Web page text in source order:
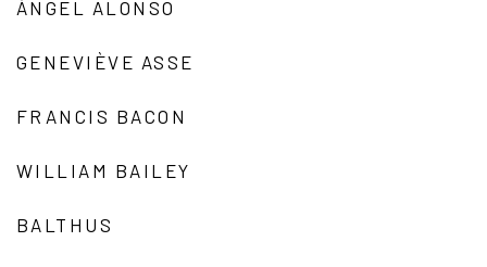
ÁNGEL ALONSO
GENEVIÈVE ASSE
FRANCIS BACON
WILLIAM BAILEY
BALTHUS